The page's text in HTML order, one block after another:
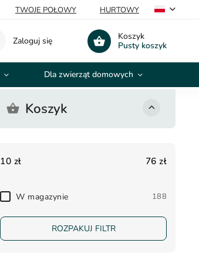
TWOJE POŁOWY HURTOWY
Koszyk
Pusty koszyk
Zaloguj się
Dla zwierząt domowych
Koszyk
10 zł 76 zł
W magazynie 188
ROZPAKUJ FILTR